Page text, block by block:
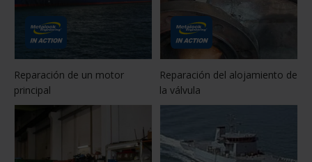
Reparación de un motor
principal
Reparación del alojamiento de
la válvula